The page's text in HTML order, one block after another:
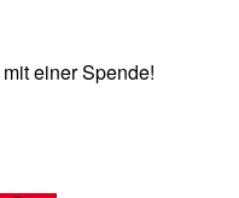
einer Spende!